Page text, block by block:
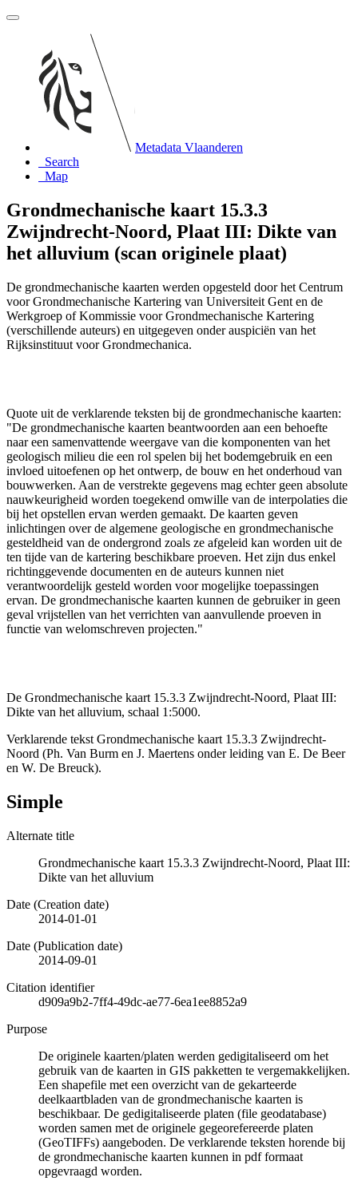
Metadata Vlaanderen
Search
Map
Grondmechanische kaart 15.3.3
Zwijndrecht-Noord, Plaat III: Dikte van
het alluvium (scan originele plaat)
De grondmechanische kaarten werden opgesteld door het Centrum
voor Grondmechanische Kartering van Universiteit Gent en de
Werkgroep of Kommissie voor Grondmechanische Kartering
(verschillende auteurs) en uitgegeven onder auspiciën van het
Rijksinstituut voor Grondmechanica.
Quote uit de verklarende teksten bij de grondmechanische kaarten:
"De grondmechanische kaarten beantwoorden aan een behoefte
naar een samenvattende weergave van die komponenten van het
geologisch milieu die een rol spelen bij het bodemgebruik en een
invloed uitoefenen op het ontwerp, de bouw en het onderhoud van
bouwwerken. Aan de verstrekte gegevens mag echter geen absolute
nauwkeurigheid worden toegekend omwille van de interpolaties die
bij het opstellen ervan werden gemaakt. De kaarten geven
inlichtingen over de algemene geologische en grondmechanische
gesteldheid van de ondergrond zoals ze afgeleid kan worden uit de
ten tijde van de kartering beschikbare proeven. Het zijn dus enkel
richtinggevende documenten en de auteurs kunnen niet
verantwoordelijk gesteld worden voor mogelijke toepassingen
ervan. De grondmechanische kaarten kunnen de gebruiker in geen
geval vrijstellen van het verrichten van aanvullende proeven in
functie van welomschreven projecten."
De Grondmechanische kaart 15.3.3 Zwijndrecht-Noord, Plaat III:
Dikte van het alluvium, schaal 1:5000.
Verklarende tekst Grondmechanische kaart 15.3.3 Zwijndrecht-
Noord (Ph. Van Burm en J. Maertens onder leiding van E. De Beer
en W. De Breuck).
Simple
Alternate title
Grondmechanische kaart 15.3.3 Zwijndrecht-Noord, Plaat III:
Dikte van het alluvium
Date (Creation date)
2014-01-01
Date (Publication date)
2014-09-01
Citation identifier
d909a9b2-7ff4-49dc-ae77-6ea1ee8852a9
Purpose
De originele kaarten/platen werden gedigitaliseerd om het
gebruik van de kaarten in GIS pakketten te vergemakkelijken.
Een shapefile met een overzicht van de gekarteerde
deelkaartbladen van de grondmechanische kaarten is
beschikbaar. De gedigitaliseerde platen (file geodatabase)
worden samen met de originele gegeorefereerde platen
(GeoTIFFs) aangeboden. De verklarende teksten horende bij
de grondmechanische kaarten kunnen in pdf formaat
opgevraagd worden.